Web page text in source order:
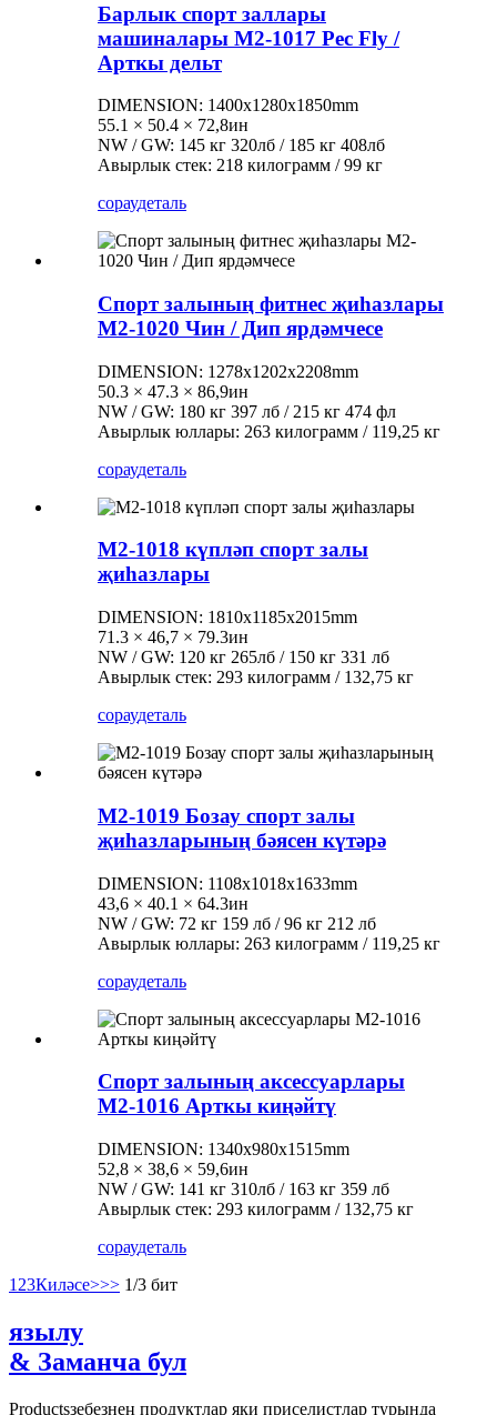
Барлык спорт заллары
машиналары M2-1017 Pec Fly /
Арткы дельт
DIMENSION: 1400x1280x1850mm
55.1 × 50.4 × 72,8ин
NW / GW: 145 кг 320лб / 185 кг 408лб
Авырлык стек: 218 килограмм / 99 кг
сораудеталь
Спорт залының фитнес җиһазлары
M2-1020 Чин / Дип ярдәмчесе
DIMENSION: 1278x1202x2208mm
50.3 × 47.3 × 86,9ин
NW / GW: 180 кг 397 лб / 215 кг 474 фл
Авырлык юллары: 263 килограмм / 119,25 кг
сораудеталь
М2-1018 күпләп спорт залы
җиһазлары
DIMENSION: 1810x1185x2015mm
71.3 × 46,7 × 79.3ин
NW / GW: 120 кг 265лб / 150 кг 331 лб
Авырлык стек: 293 килограмм / 132,75 кг
сораудеталь
M2-1019 Бозау спорт залы
җиһазларының бәясен күтәрә
DIMENSION: 1108x1018x1633mm
43,6 × 40.1 × 64.3ин
NW / GW: 72 кг 159 лб / 96 кг 212 лб
Авырлык юллары: 263 килограмм / 119,25 кг
сораудеталь
Спорт залының аксессуарлары
M2-1016 Арткы киңәйтү
DIMENSION: 1340x980x1515mm
52,8 × 38,6 × 59,6ин
NW / GW: 141 кг 310лб / 163 кг 359 лб
Авырлык стек: 293 килограмм / 132,75 кг
сораудеталь
1 23Киләсе>>> 1/3 бит
язылу
& Заманча бул
Productsзебезнең продуктлар яки приселистлар турында